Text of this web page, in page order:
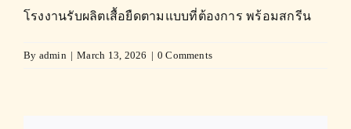
โรงงานรับผลิตเสื้อยืดตามแบบที่ต้องการ พร้อมสกรีน
By admin | March 13, 2026 | 0 Comments